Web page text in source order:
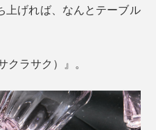
上げれば、なんとテーブル
ラサク）』。